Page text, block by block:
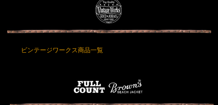
ビンテージワークス商品一覧